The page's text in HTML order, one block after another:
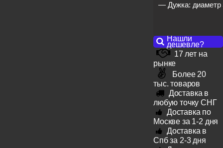
— Дужка: диаметр
Нашли
дешевле?
17 лет на
рынке
Более 20
тыс. товаров
Доставка в
любую точку СНГ
Доставка по
Москве за 1-2 дня
Доставка в
Спб за 2-3 дня